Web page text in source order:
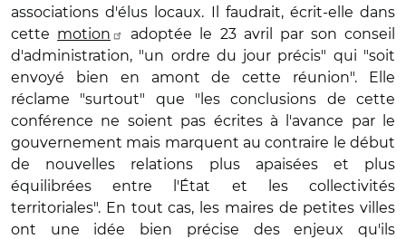
associations d'élus locaux. Il faudrait, écrit-elle dans
cette motion
adoptée le 23 avril par son conseil
d'administration, "un ordre du jour précis" qui "soit
envoyé bien en amont de cette réunion". Elle
réclame "surtout" que "les conclusions de cette
conférence ne soient pas écrites à l'avance par le
gouvernement mais marquent au contraire le début
de nouvelles relations plus apaisées et plus
équilibrées entre l'État et les collectivités
territoriales". En tout cas, les maires de petites villes
ont une idée bien précise des enjeux qu'ils